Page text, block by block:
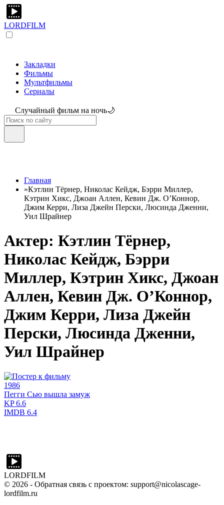
LORDFILM
Закладки
Фильмы
Мультфильмы
Сериалы
Случайный фильм на ночь🌙
Главная
»Кэтлин Тёрнер, Николас Кейдж, Бэрри Миллер,
Кэтрин Хикс, Джоан Аллен, Кевин Дж. О’Коннор,
Джим Керри, Лиза Джейн Перски, Люсинда Дженни,
Уил Шрайнер
Актер: Кэтлин Тёрнер,
Николас Кейдж, Бэрри
Миллер, Кэтрин Хикс, Джоан
Аллен, Кевин Дж. О’Коннор,
Джим Керри, Лиза Джейн
Перски, Люсинда Дженни,
Уил Шрайнер
1986
Пегги Сью вышла замуж
KP6.6
IMDB 6.4
LORDFILM
© 2026 - Обратная связь с проектом: support@nicolascage-
lordfilm.ru